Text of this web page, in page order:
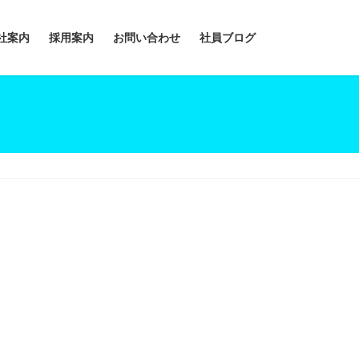
案内 採用案内 お問い合わせ 社員ブログ